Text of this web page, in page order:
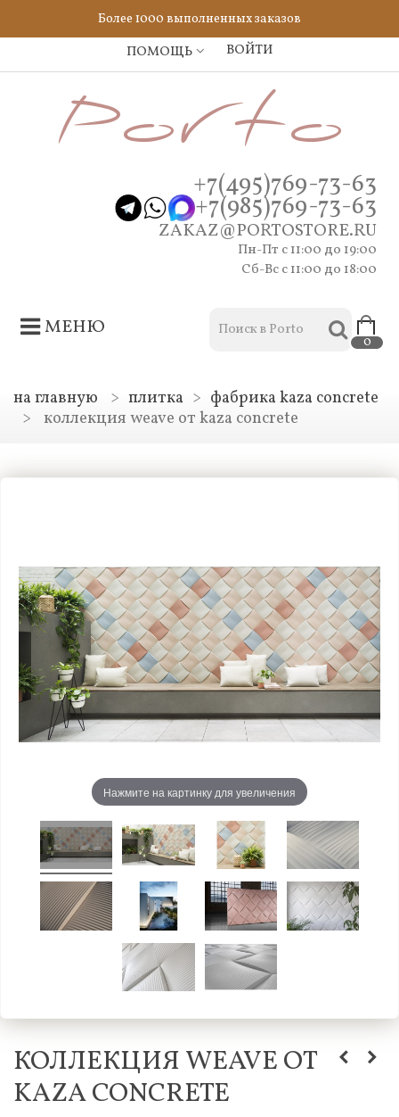
Более 1000 выполненных заказов
ПОМОЩЬ ВОЙТИ
+7(495)769-73-63
+7(985)769-73-63
ZAKAZ@PORTOSTORE.RU
Пн-Пт c 11:00 до 19:00
Сб-Вс с 11:00 до 18:00
МЕНЮ
0
на главную > плитка > фабрика kaza concrete
>
коллекция weave от kaza concrete
Нажмите на картинку для увеличения
КОЛЛЕКЦИЯ WEAVE ОТ
KAZA CONCRETE